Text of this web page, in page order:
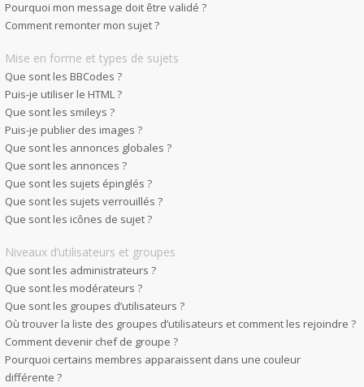
Pourquoi mon message doit être validé ?
Comment remonter mon sujet ?
Mise en forme et types de sujets
Que sont les BBCodes ?
Puis-je utiliser le HTML ?
Que sont les smileys ?
Puis-je publier des images ?
Que sont les annonces globales ?
Que sont les annonces ?
Que sont les sujets épinglés ?
Que sont les sujets verrouillés ?
Que sont les icônes de sujet ?
Niveaux d’utilisateurs et groupes
Que sont les administrateurs ?
Que sont les modérateurs ?
Que sont les groupes d’utilisateurs ?
Où trouver la liste des groupes d’utilisateurs et comment les rejoindre ?
Comment devenir chef de groupe ?
Pourquoi certains membres apparaissent dans une couleur
différente ?